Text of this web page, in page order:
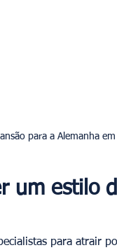
um estilo
para atrair